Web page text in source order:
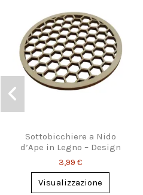
Sottobicchiere a Nido
d’Ape in Legno – Design
Geometrico
3,99 €
Visualizzazione